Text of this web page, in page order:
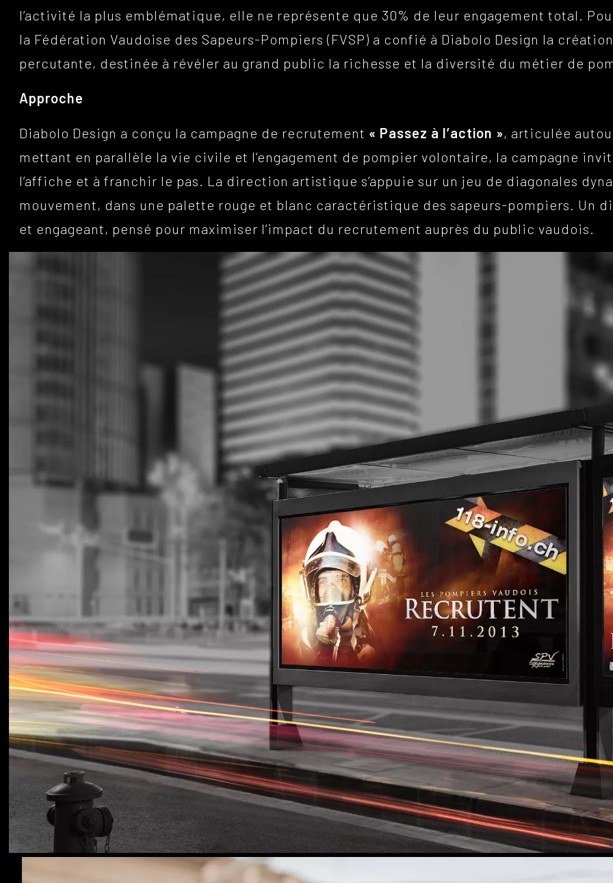
l’activité la plus emblématique, elle ne représente que 30% de leur engagement total.
la Fédération Vaudoise des Sapeurs-Pompiers (FVSP) a confié à Diabolo Design la
percutante, destinée à révéler au grand public la richesse et la diversité du métier de
Approche
Diabolo Design a conçu la campagne de recrutement « Passez à l’action », articulée
mettant en parallèle la vie civile et l’engagement de pompier volontaire, la campagne
l’affiche et à franchir le pas. La direction artistique s’appuie sur un jeu de diagonales
mouvement, dans une palette rouge et blanc caractéristique des sapeurs-pompiers. Un
et engageant, pensé pour maximiser l’impact du recrutement auprès du public vaudois.